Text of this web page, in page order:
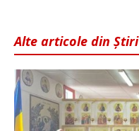
Alte articole din Știri